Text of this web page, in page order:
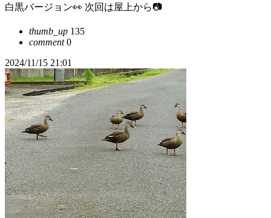
白黒バージョン👀 次回は屋上から📷
thumb_up 135
comment0
2024/11/15 21:01